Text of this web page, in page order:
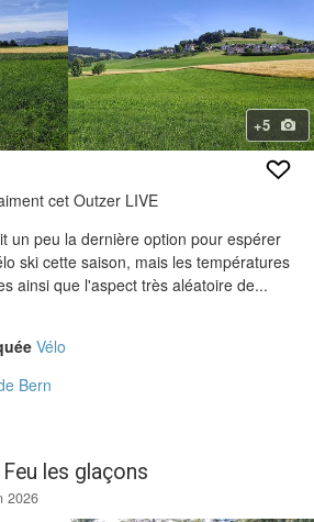
+5
cet Outzer LIVE
un peu la dernière option pour espérer
ski cette saison, mais les températures
ainsi que l'aspect très aléatoire de...
Vélo
Bern
les glaçons
2026